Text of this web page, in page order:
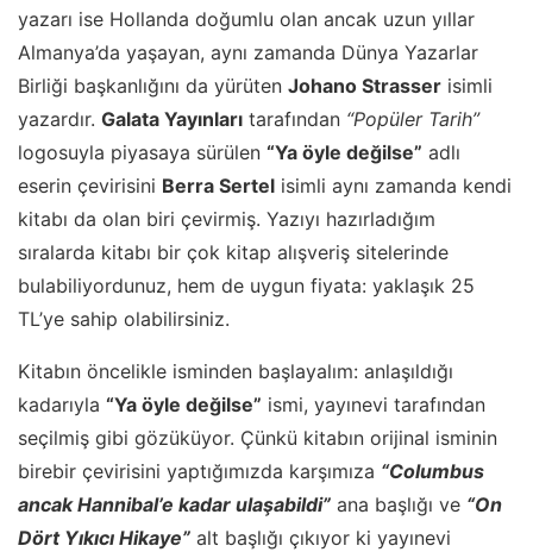
yazarı ise Hollanda doğumlu olan ancak uzun yıllar
Almanya’da yaşayan, aynı zamanda Dünya Yazarlar
Birliği başkanlığını da yürüten Johano Strasser isimli
yazardır. Galata Yayınları tarafından “Popüler Tarih”
logosuyla piyasaya sürülen “Ya öyle değilse” adlı
eserin çevirisini Berra Sertel isimli aynı zamanda kendi
kitabı da olan biri çevirmiş. Yazıyı hazırladığım
sıralarda kitabı bir çok kitap alışveriş sitelerinde
bulabiliyordunuz, hem de uygun fiyata: yaklaşık 25
TL’ye sahip olabilirsiniz.
Kitabın öncelikle isminden başlayalım: anlaşıldığı
kadarıyla “Ya öyle değilse” ismi, yayınevi tarafından
seçilmiş gibi gözüküyor. Çünkü kitabın orijinal isminin
birebir çevirisini yaptığımızda karşımıza “Columbus
ancak Hannibal’e kadar ulaşabildi” ana başlığı ve “On
Dört Yıkıcı Hikaye” alt başlığı çıkıyor ki yayınevi